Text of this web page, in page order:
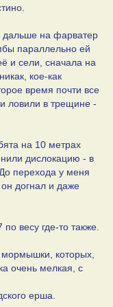
дальше на фарватер
параллельно ей
и сели, сначала на
кое-как
время почти все
ловили в трещине -
на 10 метрах
дислокацию - в
перехода у меня
догнал и даже
весу где-то также.
которых,
очень мелкая, с
ерша.